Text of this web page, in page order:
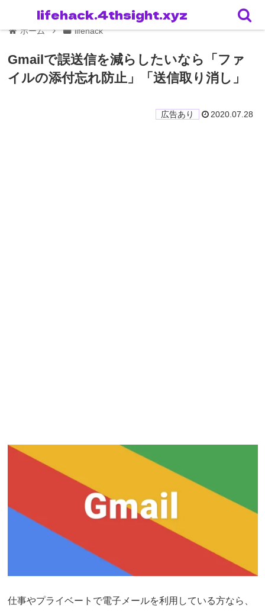
ホーム lifehack
Gmailで誤送信を減らしたいなら「ファ
イルの添付忘れ防止」「送信取り消し」
2020.07.28
仕事やプライベートで電子メールを利用している方なら、
lifehack.4thsight.xyz